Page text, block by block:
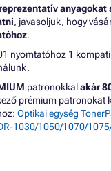
anyagokat
, javasoljuk, hogy
.
nyomtatóhoz 1
patronokkalakár
prémium patronokat
Optikai egység
1030/1050/1070/